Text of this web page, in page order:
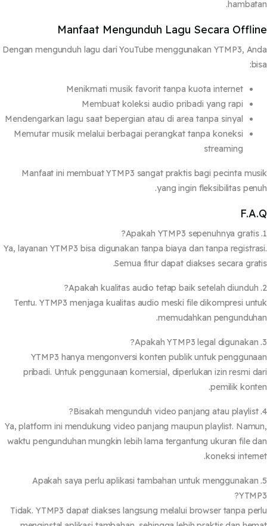
Manfaat Mengunduh Lagu Secara
Dengan mengunduh lagu dari YouTube menggunakan YTMP3,
Menikmati musik favorit tanpa kuota internet
Membuat koleksi audio pribadi yang rapi
Mendengarkan lagu saat bepergian atau di area tanpa sinyal
Memutar musik melalui berbagai perangkat tanpa koneksi
streaming
Manfaat ini membuat YTMP3 sangat praktis bagi pecinta
yang ingin fleksibilitas
Ya, layanan YTMP3 bisa digunakan tanpa biaya dan tanpa
Semua fitur dapat diakses secara
Tentu. YTMP3 menjaga kualitas audio meski file dikompresi
memudahkan
YTMP3 hanya mengonversi konten publik untuk
pribadi. Untuk penggunaan komersial, diperlukan izin resmi
pemilik
Ya, platform ini mendukung video panjang maupun playlist.
waktu pengunduhan mungkin lebih lama tergantung ukuran file
koneksi
5. Apakah saya perlu aplikasi tambahan untuk menggunakan
Tidak. YTMP3 dapat diakses langsung melalui browser tanpa